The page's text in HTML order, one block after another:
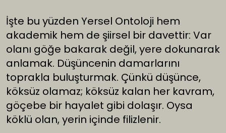
İşte bu yüzden Yersel Ontoloji hem
akademik hem de şiirsel bir davettir: Var
olanı göğe bakarak değil, yere dokunarak
anlamak. Düşüncenin damarlarını
toprakla buluşturmak. Çünkü düşünce,
köksüz olamaz; köksüz kalan her kavram,
göçebe bir hayalet gibi dolaşır. Oysa
köklü olan, yerin içinde filizlenir.